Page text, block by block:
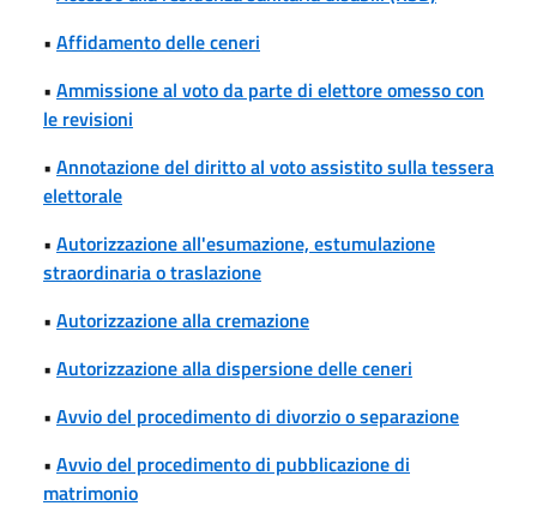
• Affidamento delle ceneri
• Ammissione al voto da parte di elettore omesso con
le revisioni
• Annotazione del diritto al voto assistito sulla tessera
elettorale
• Autorizzazione all'esumazione, estumulazione
straordinaria o traslazione
• Autorizzazione alla cremazione
• Autorizzazione alla dispersione delle ceneri
• Avvio del procedimento di divorzio o separazione
• Avvio del procedimento di pubblicazione di
matrimonio